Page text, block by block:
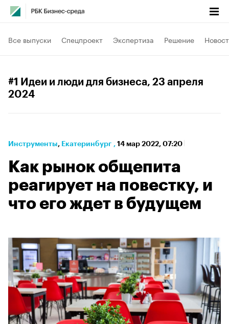
Все выпуски Спецпроект Экспертиза Решение
#1 Идеи и люди для бизнеса, 23 апреля
2024
Инструменты⁠, Екатеринбург , 14 мар 2022, 07:20
Как рынок общепита
реагирует на повестку, и
что его ждет в будущем